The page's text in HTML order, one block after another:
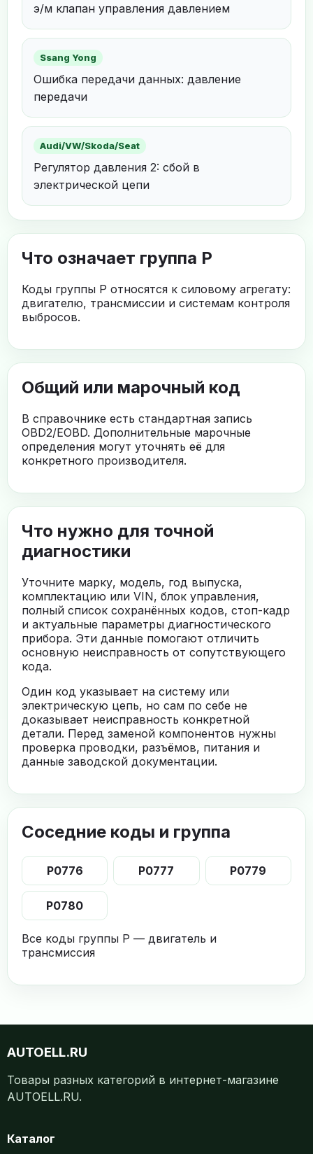
э/м клапан управления давлением
Ssang Yong
Ошибка передачи данных: давление
передачи
Audi/VW/Skoda/Seat
Регулятор давления 2: сбой в
электрической цепи
Что означает группа P
Коды группы P относятся к силовому агрегату:
двигателю, трансмиссии и системам контроля
выбросов.
Общий или марочный код
В справочнике есть стандартная запись
OBD2/EOBD. Дополнительные марочные
определения могут уточнять её для
конкретного производителя.
Что нужно для точной
диагностики
Уточните марку, модель, год выпуска,
комплектацию или VIN, блок управления,
полный список сохранённых кодов, стоп-кадр
и актуальные параметры диагностического
прибора. Эти данные помогают отличить
основную неисправность от сопутствующего
кода.
Один код указывает на систему или
электрическую цепь, но сам по себе не
доказывает неисправность конкретной
детали. Перед заменой компонентов нужны
проверка проводки, разъёмов, питания и
данные заводской документации.
Соседние коды и группа
P0776 P0777 P0779
P0780
Все коды группы P — двигатель и
трансмиссия
AUTOELL.RU
Товары разных категорий в интернет-магазине
AUTOELL.RU.
Каталог